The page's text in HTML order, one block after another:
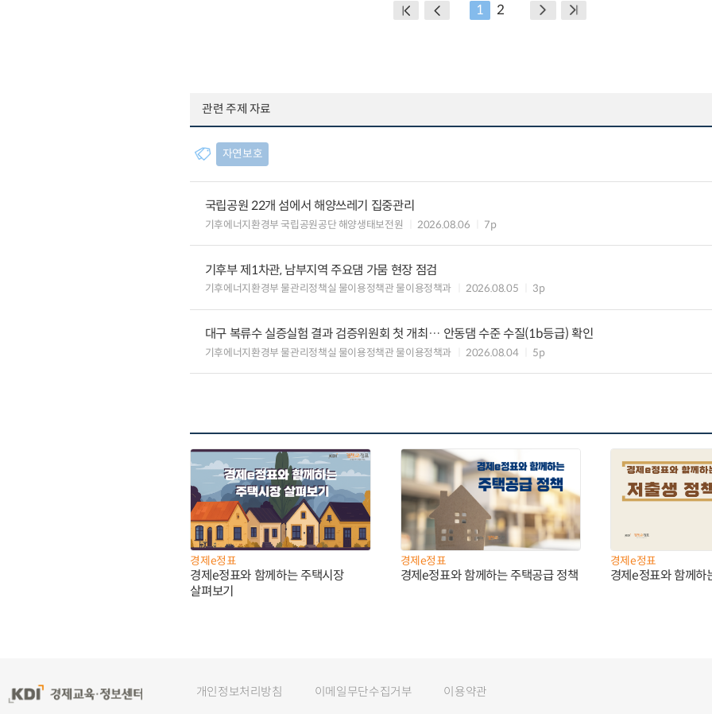
1 2
관련 주제 자료
자연보호
국립공원 22개 섬에서 해양쓰레기 집중관리
기후에너지환경부 국립공원공단 해양생태보전원 2026.08.06 7p
기후부 제1차관, 남부지역 주요댐 가뭄 현장 점검
기후에너지환경부 물관리정책실 물이용정책관 물이용정책과 2026.08.05 3p
대구 복류수 실증실험 결과 검증위원회 첫 개최… 안동댐 수준 수질(1b등급) 확인
기후에너지환경부 물관리정책실 물이용정책관 물이용정책과 2026.08.04 5p
경제e정표
경제e정표와 함께하는 주택시장
살펴보기
경제e정표
경제e정표와 함께하는 주택공급 정책
경제e정표
경제e정표와 함께하
개인정보처리방침 이메일무단수집거부 이용약관